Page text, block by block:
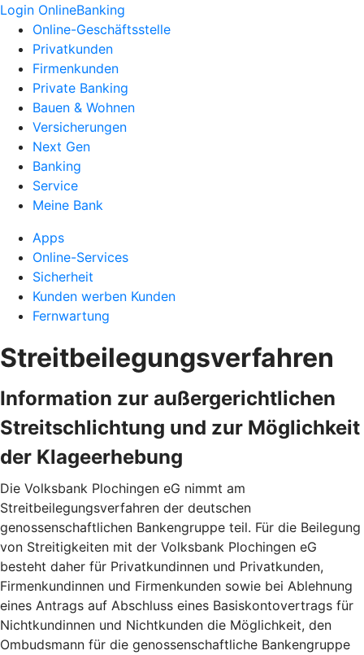
Login OnlineBanking
Online-Geschäftsstelle
Privatkunden
Firmenkunden
Private Banking
Bauen & Wohnen
Versicherungen
Next Gen
Banking
Service
Meine Bank
Apps
Online-Services
Sicherheit
Kunden werben Kunden
Fernwartung
Streitbeilegungsverfahren
Information zur außergerichtlichen
Streitschlichtung und zur Möglichkeit
der Klageerhebung
Die Volksbank Plochingen eG nimmt am
Streitbeilegungsverfahren der deutschen
genossenschaftlichen Bankengruppe teil. Für die Beilegung
von Streitigkeiten mit der Volksbank Plochingen eG
besteht daher für Privatkundinnen und Privatkunden,
Firmenkundinnen und Firmenkunden sowie bei Ablehnung
eines Antrags auf Abschluss eines Basiskontovertrags für
Nichtkundinnen und Nichtkunden die Möglichkeit, den
Ombudsmann für die genossenschaftliche Bankengruppe